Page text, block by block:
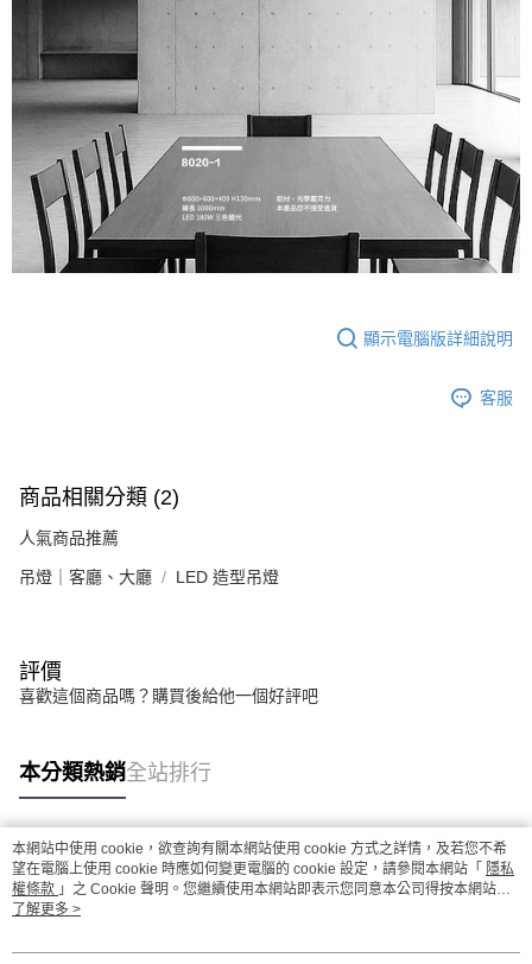
顯示電腦版詳細說明
客服
商品相關分類 (2)
人氣商品推薦
吊燈｜客廳、大廳 LED 造型吊燈
評價
喜歡這個商品嗎？購買後給他一個好評吧
本分類熱銷全站排行
熱門標籤
本網站中使用 cookie，欲查詢有關本網站使用 cookie 方式之詳情，及若您不希
望在電腦上使用 cookie 時應如何變更電腦的 cookie 設定，請參閱本網站「 隱私
權條款 」之 Cookie 聲明。您繼續使用本網站即表示您同意本公司得按本網站使
用條款之 Cookie 聲明使用 cookie。
了解更多 >